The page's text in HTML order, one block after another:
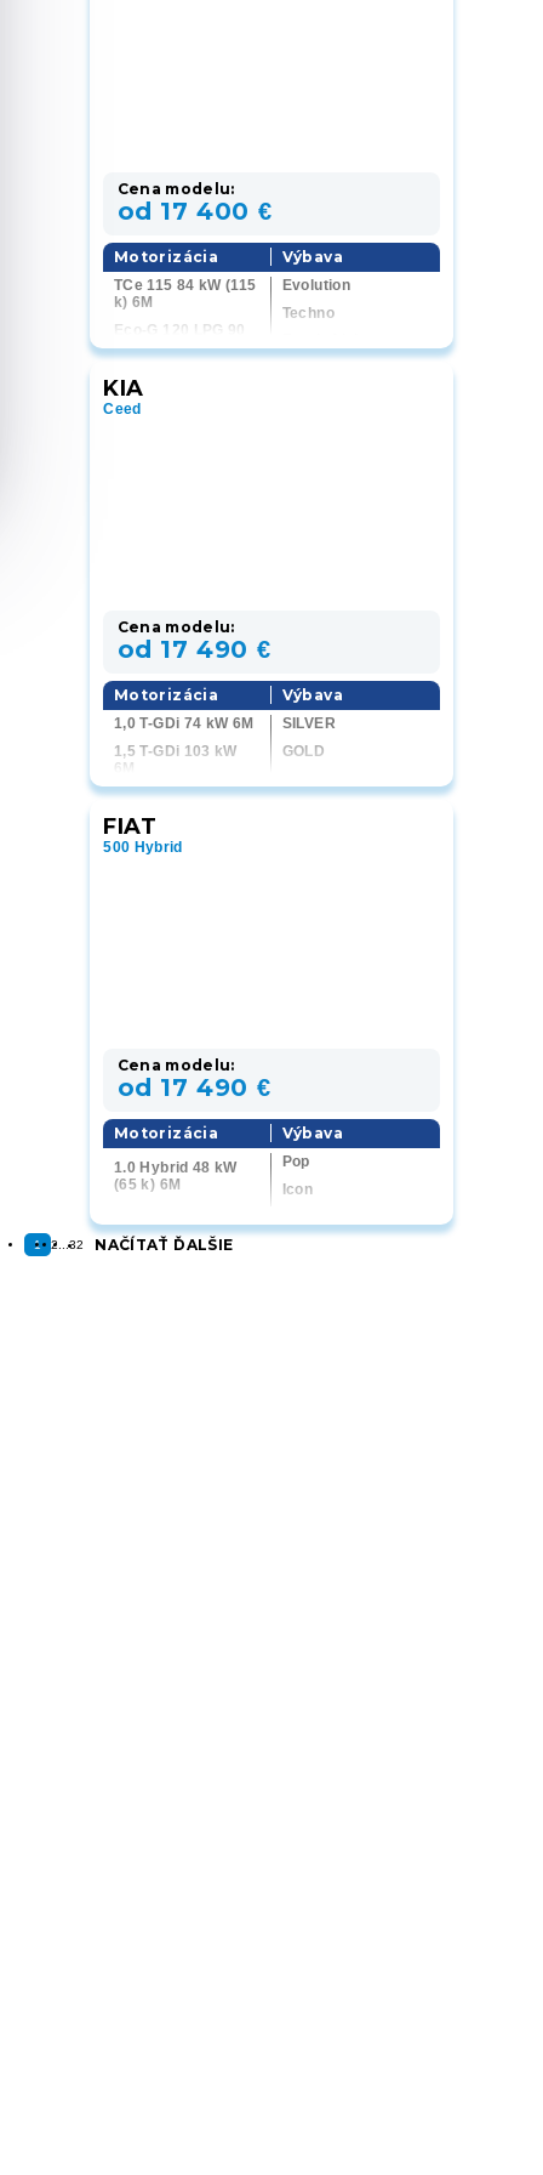
Cena modelu:
od 17 400 €
Motorizácia
TCe 115 84 kW (115
k) 6M
Eco-G 120 LPG 90
kW (120 k) EDC
k) 6AT
E-Tech 160 116 kW
Výbava
Evolution
Techno
KIA
Ceed
Cena modelu:
od 17 490 €
Motorizácia
1,0 T-GDi 74 kW 6M
1,5 T-GDi 103 kW
6M
1,5 T-GDi 103 kW 7
Výbava
SILVER
GOLD
FIAT
500 Hybrid
Cena modelu:
od 17 490 €
Motorizácia
1.0 Hybrid 48 kW
(65 k) 6M
Výbava
Pop
Icon
1 2 ...32 NAČÍTAŤ ĎALŠIE